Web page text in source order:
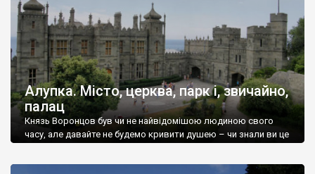
Алупка. Місто, церква, парк і, звичайно,
палац
Князь Воронцов був чи не найвідомішою людиною свого
часу, але давайте не будемо кривити душею – чи знали ви це